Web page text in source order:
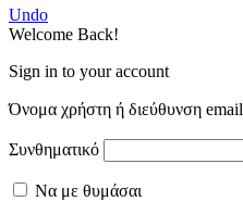
Undo
Welcome Back!
Sign in to your account
Όνομα χρήστη ή διεύθυνση email
Συνθηματικό
Να με θυμάσαι